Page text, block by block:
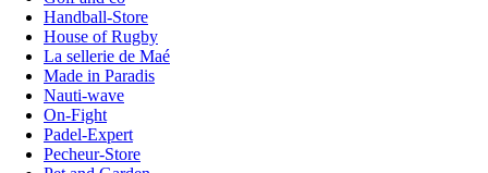
Handball-Store
House of Rugby
La sellerie de Maé
Made in Paradis
Nauti-wave
On-Fight
Padel-Expert
Pecheur-Store